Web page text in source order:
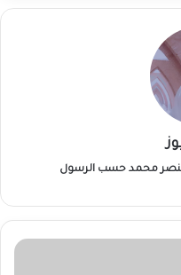
محمد حسب الرسول